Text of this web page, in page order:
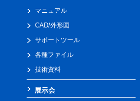
マニュアル
CAD/外形図
サポートツール
各種ファイル
技術資料
展示会